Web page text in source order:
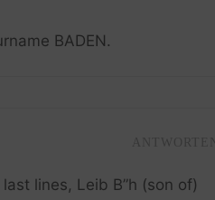
BADEN.
lines, Leib B”h (son of)